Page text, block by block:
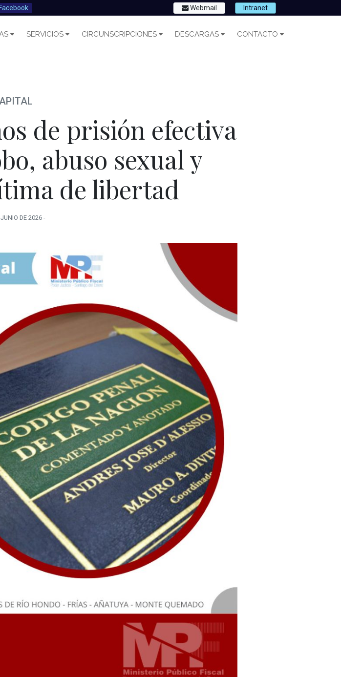
Facebook Webmail Intranet
SERVICIOS CIRCUNSCRIPCIONES DESCARGAS CONTACTO
de prisión efectiva
abuso sexual y
de libertad
DE 2026-